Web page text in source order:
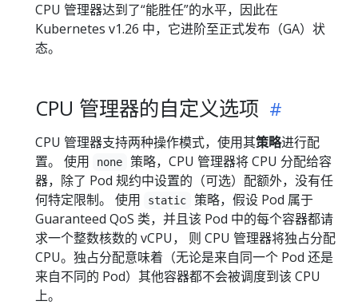
CPU 管理器达到了“能胜任”的水平，因此在
Kubernetes v1.26 中，它进阶至正式发布（GA）状
态。
CPU 管理器的自定义选项
CPU 管理器支持两种操作模式，使用其策略进行配
置。 使用
none
策略，CPU 管理器将 CPU 分配给容
器，除了 Pod 规约中设置的（可选）配额外，没有任
何特定限制。 使用
static
策略，假设 Pod 属于
Guaranteed QoS 类，并且该 Pod 中的每个容器都请
求一个整数核数的 vCPU， 则 CPU 管理器将独占分配
CPU。独占分配意味着（无论是来自同一个 Pod 还是
来自不同的 Pod）其他容器都不会被调度到该 CPU
上。